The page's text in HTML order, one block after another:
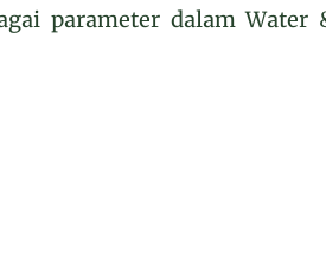
parameter dalam Water